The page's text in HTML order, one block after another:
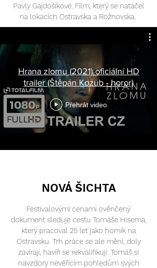
Pavly Gajdošíkové. Film, který se natáčel
na lokacích Ostravska a Rožnovska.
Hrana zlomu (2021) oficiální HD
trailer (Štěpán Kozub - horor)
Přehrát video
NOVÁ ŠICHTA
Festivalovými cenami ověnčený
dokument sleduje cestu Tomáše Hisema,
který pracoval 25 let jako horník na
Ostravsku. Trh práce se ale mění, doly
zavírají, havíři se rekvalifikují. Tomáš si
navzdory nevěřícím pohledům svých